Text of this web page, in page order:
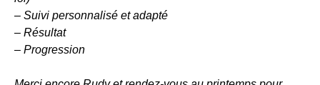
– Suivi personnalisé et adapté
– Résultat
– Progression